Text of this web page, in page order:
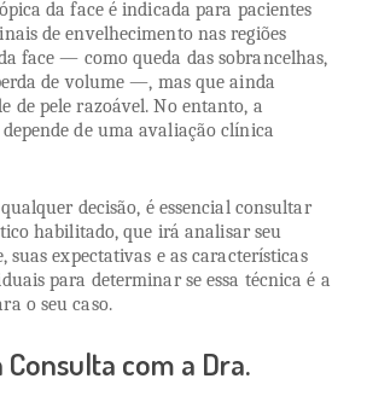
da face é indicada para pacientes
de envelhecimento nas regiões
face — como queda das sobrancelhas,
de volume —, mas que ainda
de pele razoável. No entanto, a
de uma avaliação clínica
decisão, é essencial consultar
habilitado, que irá analisar seu
suas expectativas e as características
para determinar se essa técnica é a
o seu caso.
Consulta com a Dra.